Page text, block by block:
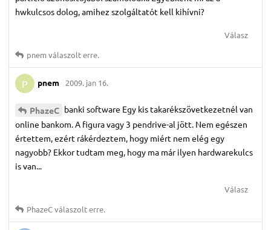
hwkulcsos dolog, amihez szolgáltatót kell kihívni?
Válasz
pnemválaszolt erre.
P pnem 2009. jan 16.
PhazeC banki software Egy kis takarékszövetkezetnél van
online bankom. A figura vagy 3 pendrive-al jött. Nem egészen
értettem, ezért rákérdeztem, hogy miért nem elég egy
nagyobb? Ekkor tudtam meg, hogy ma már ilyen hardwarekulcs
is van...
Válasz
PhazeCválaszolt erre.